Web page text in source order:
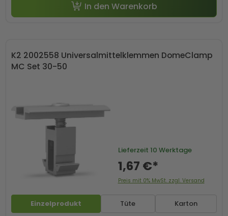
In den Warenkorb
K2 2002558 Universalmittelklemmen DomeClamp
MC Set 30-50
Einzelprodukt Tüte Karton
Lieferzeit 10 Werktage
1,67 €*
Preis mit 0% MwSt. zzgl. Versand